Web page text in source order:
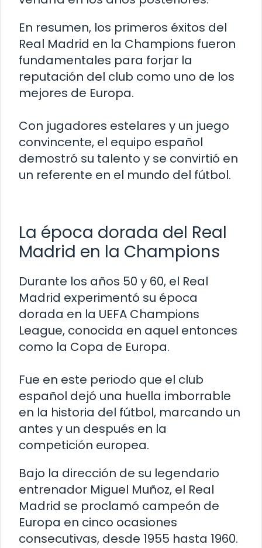
En resumen, los primeros éxitos del
Real Madrid en la Champions fueron
fundamentales para forjar la
reputación del club como uno de los
mejores de Europa.
Con jugadores estelares y un juego
convincente, el equipo español
demostró su talento y se convirtió en
un referente en el mundo del fútbol.
La época dorada del Real
Madrid en la Champions
Durante los años 50 y 60, el Real
Madrid experimentó su época
dorada en la UEFA Champions
League, conocida en aquel entonces
como la Copa de Europa.
Fue en este periodo que el club
español dejó una huella imborrable
en la historia del fútbol, marcando un
antes y un después en la
competición europea.
Bajo la dirección de su legendario
entrenador Miguel Muñoz, el Real
Madrid se proclamó campeón de
Europa en cinco ocasiones
consecutivas, desde 1955 hasta 1960.